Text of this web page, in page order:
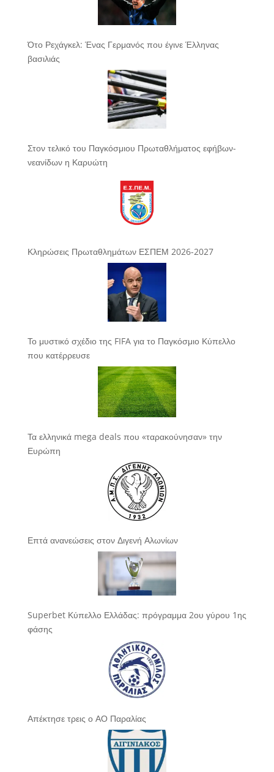
Ότο Ρεχάγκελ: Ένας Γερμανός που έγινε Έλληνας
βασιλιάς
Στον τελικό του Παγκόσμιου Πρωταθλήματος εφήβων-
νεανίδων η Καρυώτη
Κληρώσεις Πρωταθλημάτων ΕΣΠΕΜ 2026-2027
Το μυστικό σχέδιο της FIFA για το Παγκόσμιο Κύπελλο
που κατέρρευσε
Τα ελληνικά mega deals που «ταρακούνησαν» την
Ευρώπη
Επτά ανανεώσεις στον Διγενή Αλωνίων
Superbet Κύπελλο Ελλάδας: πρόγραμμα 2ου γύρου 1ης
φάσης
Απέκτησε τρεις ο ΑΟ Παραλίας